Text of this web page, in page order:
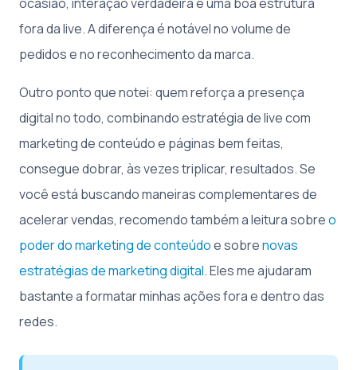
fora da live. A diferença é notável no volume de
pedidos e no reconhecimento da marca.
Outro ponto que notei: quem reforça a presença
digital no todo, combinando estratégia de live com
marketing de conteúdo e páginas bem feitas,
consegue dobrar, às vezes triplicar, resultados. Se
você está buscando maneiras complementares de
acelerar vendas, recomendo também a leitura sobreo
poder do marketing de conteúdoe sobrenovas
estratégias de marketing digital. Eles me ajudaram
bastante a formatar minhas ações fora e dentro das
redes.